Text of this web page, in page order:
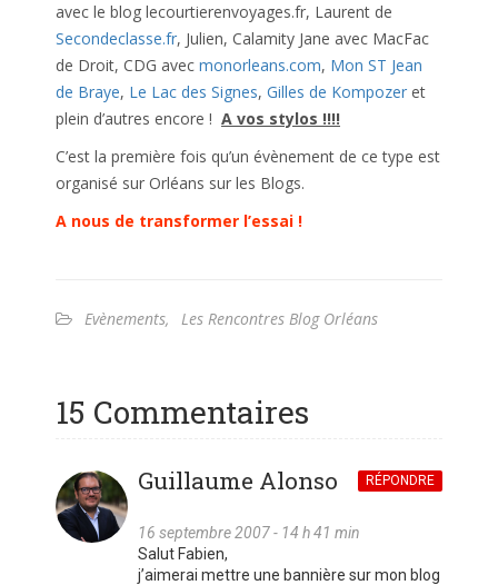
avec le blog lecourtierenvoyages.fr, Laurent de
Secondeclasse.fr, Julien, Calamity Jane avec MacFac
de Droit, CDG avec monorleans.com, Mon ST Jean
de Braye, Le Lac des Signes, Gilles de Kompozer et
plein d’autres encore ! A vos stylos !!!!
C’est la première fois qu’un évènement de ce type est
organisé sur Orléans sur les Blogs.
A nous de transformer l’essai !
Evènements, Les Rencontres Blog Orléans
15 Commentaires
Guillaume Alonso
16 septembre 2007 - 14 h 41 min
RÉPONDRE
Salut Fabien,
j’aimerai mettre une bannière sur mon blog